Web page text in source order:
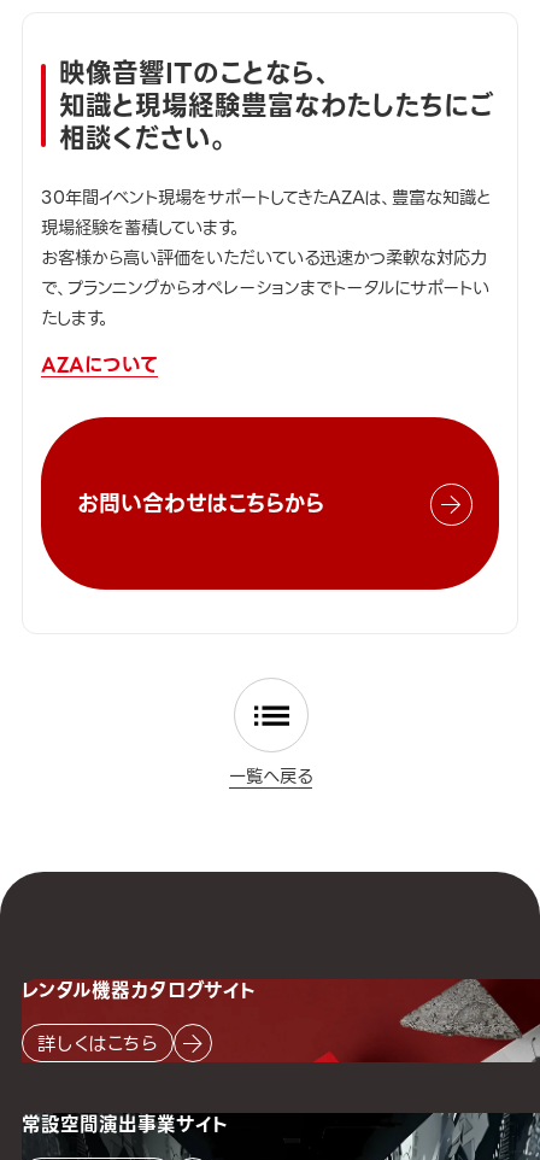
映像音響ITのことなら、
知識と現場経験豊富なわたしたちにご
相談ください。
30年間イベント現場をサポートしてきたAZAは、豊富な知識と
現場経験を蓄積しています。
お客様から高い評価をいただいている迅速かつ柔軟な対応力
で、プランニングからオペレーションまでトータルにサポートい
たします。
AZAについて
お問い合わせはこちらから
一覧へ戻る
レンタル機器カタログサイト
詳しくはこちら
常設空間演出事業サイト